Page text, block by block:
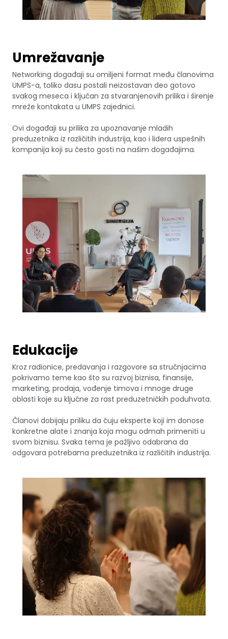
Umrežavanje
Networking događaji su omiljeni format među članovima
UMPS-a, toliko dasu postali neizostavan deo gotovo
svakog meseca i ključan za stvaranjenovih prilika i širenje
mreže kontakata u UMPS zajednici.
Ovi događaji su prilika za upoznavanje mladih
preduzetnika iz različitih industrija, kao i lidera uspešnih
kompanija koji su često gosti na našim događajima.
Edukacije
Kroz radionice, predavanja i razgovore sa stručnjacima
pokrivamo teme kao što su razvoj biznisa, finansije,
marketing, prodaja, vođenje timova i mnoge druge
oblasti koje su ključne za rast preduzetničkih poduhvata.
Članovi dobijaju priliku da čuju eksperte koji im donose
konkretne alate i znanja koja mogu odmah primeniti u
svom biznisu. Svaka tema je pažljivo odabrana da
odgovara potrebama preduzetnika iz različitih industrija.